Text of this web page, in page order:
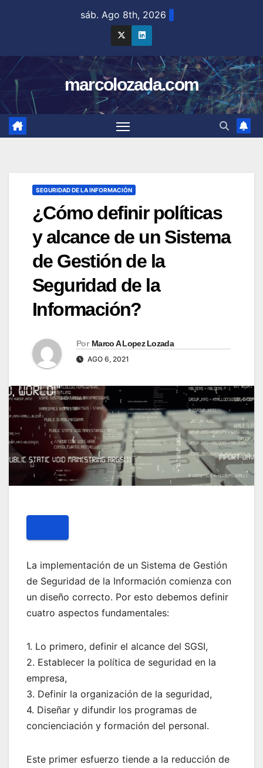
sáb. Ago 8th, 2026
marcolozada.com
SEGURIDAD DE LA INFORMACIÓN
¿Cómo definir políticas
y alcance de un Sistema
de Gestión de la
Seguridad de la
Información?
Por Marco A Lopez Lozada
AGO 6, 2021
La implementación de un Sistema de Gestión
de Seguridad de la Información comienza con
un diseño correcto. Por esto debemos definir
cuatro aspectos fundamentales:
1. Lo primero, definir el alcance del SGSI,
2. Establecer la política de seguridad en la
empresa,
3. Definir la organización de la seguridad,
4. Diseñar y difundir los programas de
concienciación y formación del personal.
Este primer esfuerzo tiende a la reducción de